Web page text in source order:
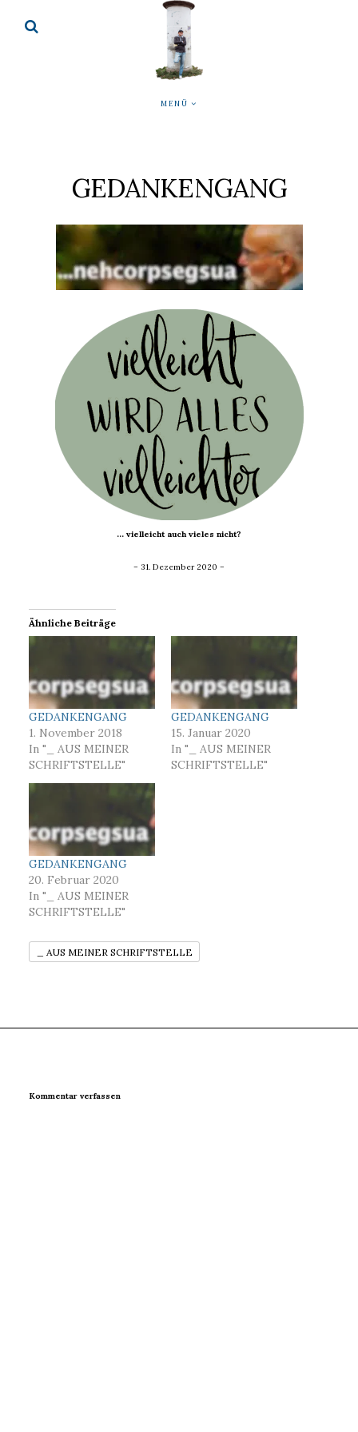
MENÜ
GEDANKENGANG
… vielleicht auch vieles nicht?
– 31. Dezember 2020 –
Ähnliche Beiträge
GEDANKENGANG
1. November 2018
In "_ AUS MEINER
SCHRIFTSTELLE"
GEDANKENGANG
15. Januar 2020
In "_ AUS MEINER
SCHRIFTSTELLE"
GEDANKENGANG
20. Februar 2020
In "_ AUS MEINER
SCHRIFTSTELLE"
_ AUS MEINER SCHRIFTSTELLE
Kommentar verfassen